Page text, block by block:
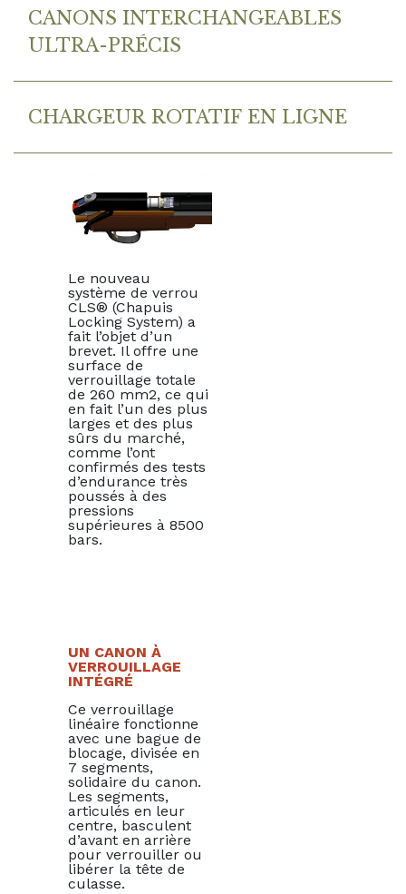
CANONS INTERCHANGEABLES
ULTRA-PRÉCIS
CHARGEUR ROTATIF EN LIGNE
Le nouveau
système de verrou
CLS® (Chapuis
Locking System) a
fait l’objet d’un
brevet. Il offre une
surface de
verrouillage totale
de 260 mm2, ce qui
en fait l’un des plus
larges et des plus
sûrs du marché,
comme l’ont
confirmés des tests
d’endurance très
poussés à des
pressions
supérieures à 8500
bars.
UN CANON À
VERROUILLAGE
INTÉGRÉ
Ce verrouillage
linéaire fonctionne
avec une bague de
blocage, divisée en
7 segments,
solidaire du canon.
Les segments,
articulés en leur
centre, basculent
d’avant en arrière
pour verrouiller ou
libérer la tête de
culasse.